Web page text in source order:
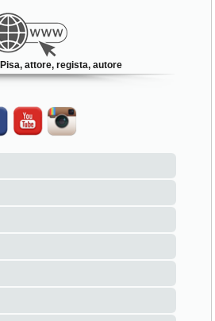
attore, regista, autore